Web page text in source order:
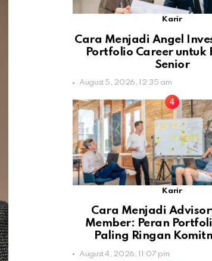
Karir
Cara Menjadi Angel
Portfolio Career untuk
Senior
August 5, 2026, 12:35 am
Karir
Cara Menjadi
Member: Peran
Paling Ringan
August 4, 2026, 11:07 pm